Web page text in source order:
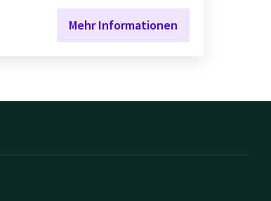
Mehr Informationen